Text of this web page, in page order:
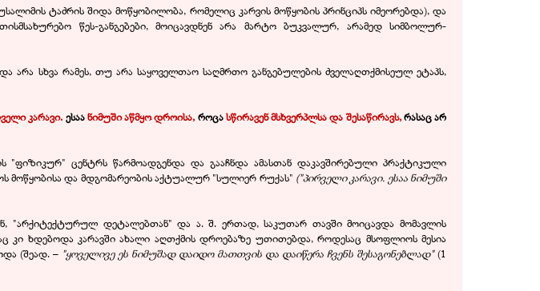
ტაძრის შიდა მოწყობილობა, რომელიც კარვის მოწყობის პრინციპს იმეორებდა), და
წეს-განგებები, მოიცავდნენ არა მარტო ბუკვალურ, არამედ სიმბოლურ-
არა სხვა რამეს, თუ არა საყოველთაო საღმრთო განგებულების ძველაღთქმისეულ ეტაპს,
კარავი. ესაანიმუში აწმყო დროისა, როცასწირავენ მსხვერპლსა და შესაწირავს,რასაც არ
"ფიზიკურ" ცენტრს წარმოადგენდა და გააჩნდა ამასთან დაკავშირებული პრაქტიკული
მოწყობისა და მდგომარეობის აქტუალურ "სულიერ რუქას" ("პირველი კარავი. ესაა ნიმუში
"არქიტექტურულ დეტალებთან" და ა. შ. ერთად, საკუთარ თავში მოიცავდა მომავლის
კი ხდებოდა კარავში ახალი აღთქმის დროებაზე უთითებდა, როდესაც მსოფლიოს მესია
(შეად. – "ყოველივე ეს ნიმუშად დაიდო მათთვის და დაიწერა ჩვენს შესაგონებლად"(1